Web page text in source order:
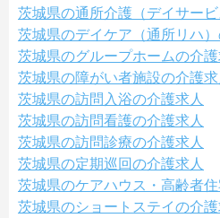
茨城県の通所介護（デイサー
茨城県のデイケア（通所リハ）
茨城県のグループホームの介護
茨城県の障がい者施設の介護求
茨城県の訪問入浴の介護求人
茨城県の訪問看護の介護求人
茨城県の訪問診療の介護求人
茨城県の定期巡回の介護求人
茨城県のケアハウス・高齢者
茨城県のショートステイの介護